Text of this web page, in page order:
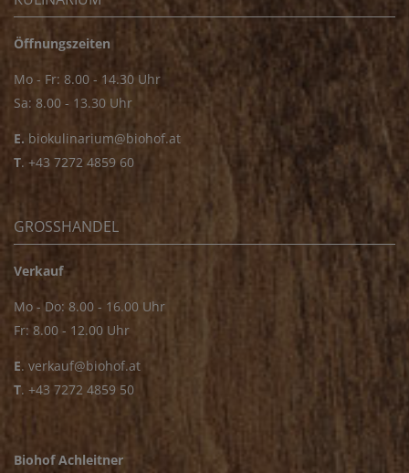
Öffnungszeiten
Mo - Fr: 8.00 - 14.30 Uhr
Sa: 8.00 - 13.30 Uhr
E. biokulinarium@biohof.at
T. +43 7272 4859 60
GROSSHANDEL
Verkauf
Mo - Do: 8.00 - 16.00 Uhr
Fr: 8.00 - 12.00 Uhr
E. verkauf@biohof.at
T. +43 7272 4859 50
Biohof Achleitner